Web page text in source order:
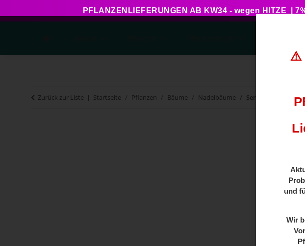
PFLANZENLIEFERUNGEN AB KW34 - wegen HITZE |
⚠️
und
Wir
Zurück zur Liste Startseite Pflanzen Bäume Nadelbäume Serbische Fichte